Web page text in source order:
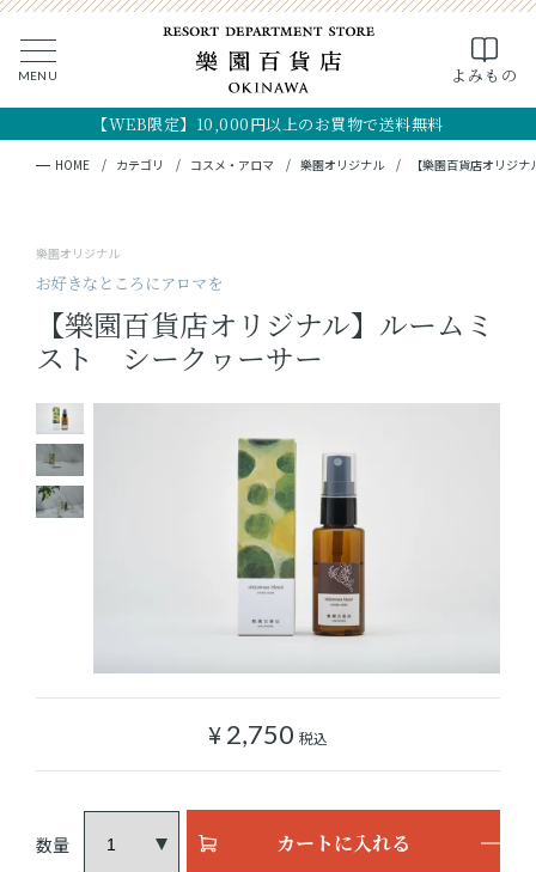
MENU よみもの
【WEB限定】10,000円以上のお買物で送料無料
CLOSE
検索
キーワード検索
MY PAGE CART
全ての商品
フード
クラフト
つくり手
HOME カテゴリ コスメ・アロマ 樂園オリジナル 【樂園百貨店オリジ
樂園オリジナル
お好きなところにアロマを
【樂園百貨店オリジナル】ルームミ
スト シークヮーサー
¥2,750 税込
カートに入れる